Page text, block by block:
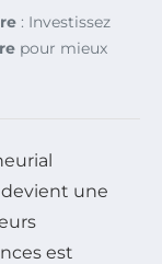
: Investissez
pour mieux
devient une
est